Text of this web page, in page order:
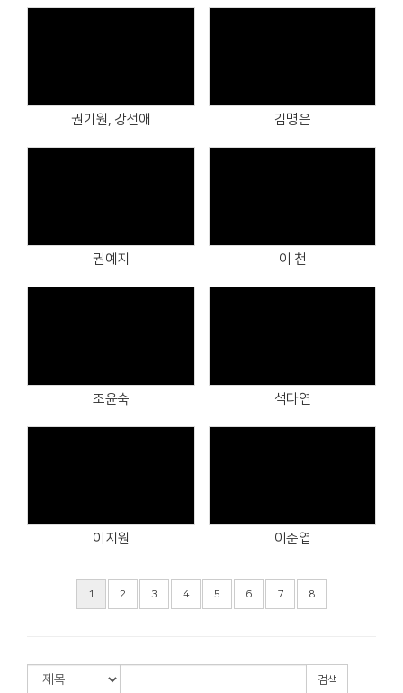
권기원, 강선애 김명은
권예지 이 천
조윤숙 석다연
이지원 이준엽
1 2 3 4 5 6 7 8
검색